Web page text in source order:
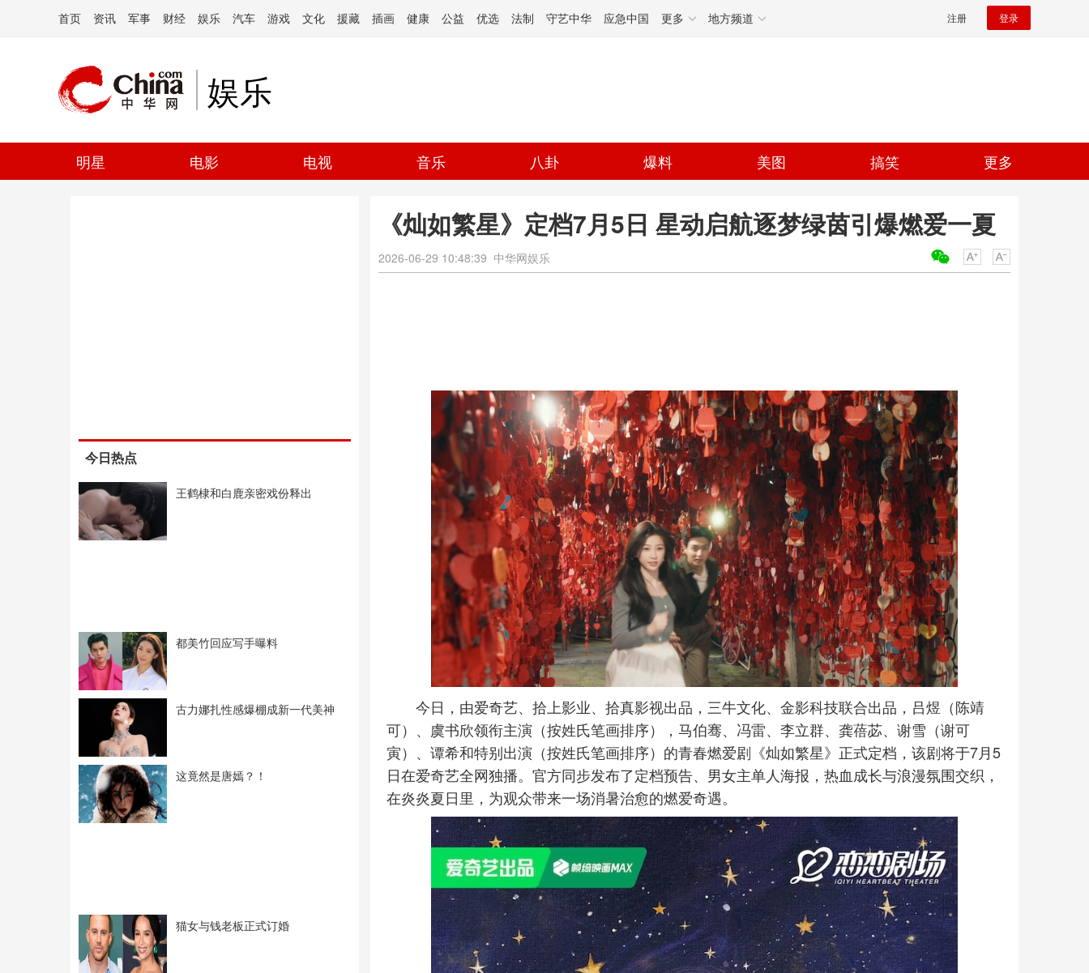
首页 资讯 军事 财经 娱乐 汽车 游戏 文化 援藏 插画 健康 公益 优选 法制 守艺中华 应急中国 更多 地方频道 注册 登录
娱乐
明星 电影 电视 音乐 八卦 爆料 美图 搞笑 更多
今日热点
王鹤棣和白鹿亲密戏份释出
都美竹回应写手曝料
古力娜扎性感爆棚成新一代美神
这竟然是唐嫣？！
猫女与钱老板正式订婚
《灿如繁星》定档7月5日 星动启航逐梦绿茵引爆燃爱一夏
2026-06-29 10:48:39 中华网娱乐
今日，由爱奇艺、拾上影业、拾真影视出品，三牛文化、金影科技联合出品，吕煜（陈靖
可）、虞书欣领衔主演（按姓氏笔画排序），马伯骞、冯雷、李立群、龚蓓苾、谢雪（谢可
寅）、谭希和特别出演（按姓氏笔画排序）的青春燃爱剧《灿如繁星》正式定档，该剧将于7月5
日在爱奇艺全网独播。官方同步发布了定档预告、男女主单人海报，热血成长与浪漫氛围交织，
在炎炎夏日里，为观众带来一场消暑治愈的燃爱奇遇。